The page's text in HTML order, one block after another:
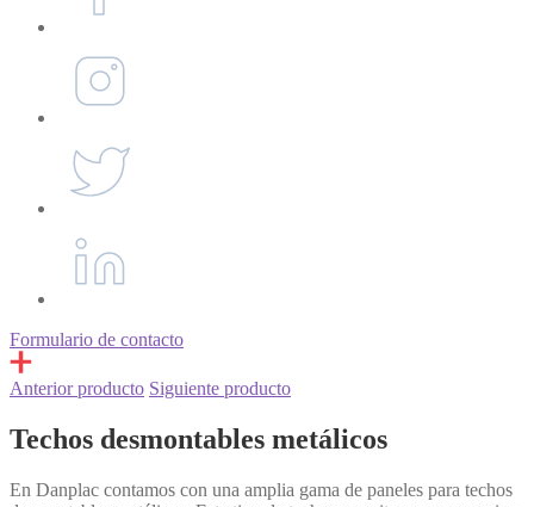
Formulario de contacto
Anterior producto Siguiente producto
Techos desmontables metálicos
En Danplac contamos con una amplia gama de paneles para techos